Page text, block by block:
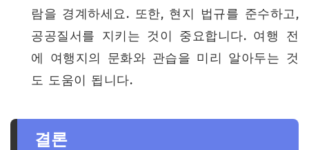
람을 경계하세요. 또한, 현지 법규를 준수하고,
공공질서를 지키는 것이 중요합니다. 여행 전
에 여행지의 문화와 관습을 미리 알아두는 것
도 도움이 됩니다.
결론